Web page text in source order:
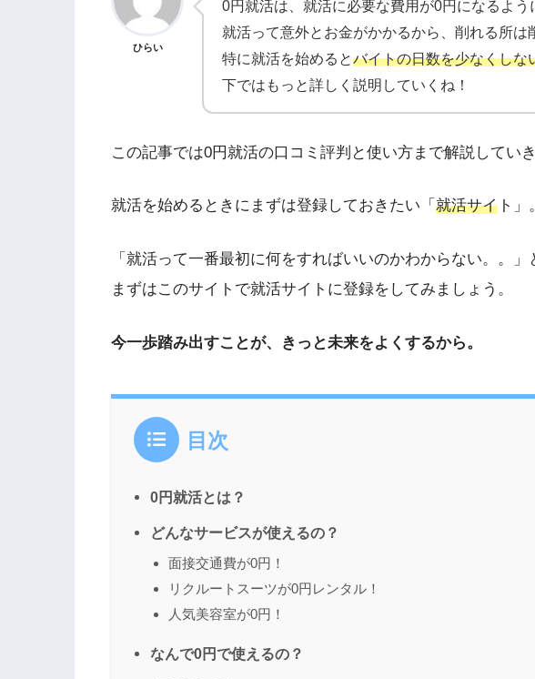
ひらい
0円就活は、就活に必要な費用が0円になるよう
就活って意外とお金がかかるから、削れる所は
特に就活を始めるとバイトの日数を少なくしな
下ではもっと詳しく説明していくね！
この記事では0円就活の口コミ評判と使い方まで解説してい
就活を始めるときにまずは登録しておきたい「 就活サイ ト」。
「就活って一番最初に何をすればいいのかわからない。。」
まずはこのサイトで就活サイトに登録をしてみましょう。
今一歩踏み出すことが、きっと未来をよくするから。
目次
0円就活とは？
どんなサービスが使えるの？
面接交通費が0円！
リクルートスーツが0円レンタル！
人気美容室が0円！
なんで0円で使えるの？